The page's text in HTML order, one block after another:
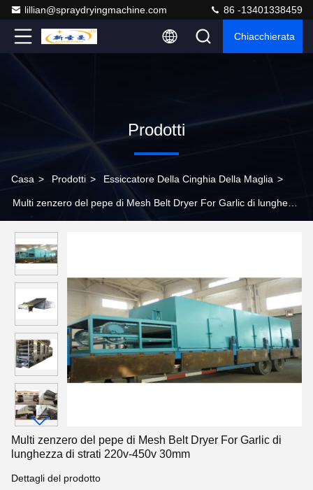
lillian@spraydryingmachine.com 86 -13401338459
Chiacchierata
Prodotti
Casa > Prodotti > Essiccatore Della Cinghia Della Maglia >
Multi zenzero del pepe di Mesh Belt Dryer For Garlic di lunghezza
Multi zenzero del pepe di Mesh Belt Dryer For Garlic di
lunghezza di strati 220v-450v 30mm
Dettagli del prodotto